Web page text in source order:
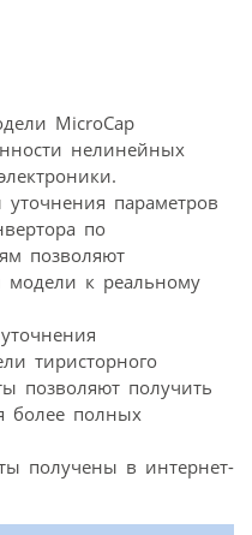
MicroCap
нелинейных
параметров
по
позволяют
модели к реальному
тиристорного
позволяют получить
более полных
получены в интернет-